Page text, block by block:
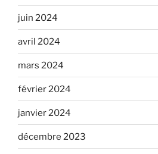
juin 2024
avril 2024
mars 2024
février 2024
janvier 2024
décembre 2023